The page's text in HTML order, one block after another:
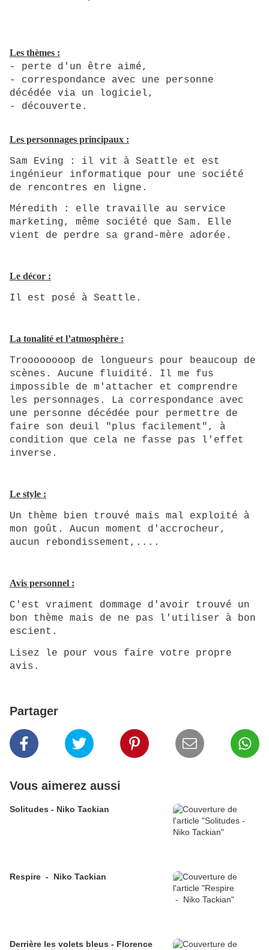
Les thèmes :
- perte d'un être aimé,
- correspondance avec une personne
décédée via un logiciel,
- découverte .
Les personnages principaux :
Sam Eving : il vit à Seattle et est
ingénieur informatique pour une société
de rencontres en ligne.
Méredith : elle travaille au service
marketing, même société que Sam. Elle
vient de perdre sa grand-mère adorée.
Le décor :
Il est posé à Seattle.
La tonalité et l’atmosphère :
Troooooooop de longueurs pour beaucoup de
scènes. Aucune fluidité. Il me fus
impossible de m'attacher et comprendre
les personnages. La correspondance avec
une personne décédée pour permettre de
faire son deuil "plus facilement", à
condition que cela ne fasse pas l'effet
inverse.
Le style :
Un thème bien trouvé mais mal exploité à
mon goût. Aucun moment d'accrocheur,
aucun rebondissement,....
Avis personnel :
C'est vraiment dommage d'avoir trouvé un
bon thème mais de ne pas l'utiliser à bon
escient.
Lisez le pour vous faire votre propre
avis.
Partager
Vous aimerez aussi
Solitudes - Niko Tackian
Respire - Niko Tackian
Derrière les volets bleus - Florence